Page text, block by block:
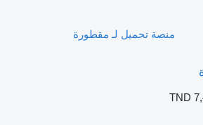
منصة تحميل لـ مقطورة
TND